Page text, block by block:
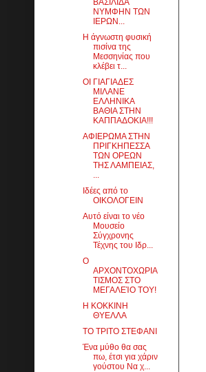
ΒΑΣΙΛΙΔΑ
ΝΥΜΦΗΝ ΤΩΝ
ΙΕΡΩΝ...
Η άγνωστη φυσική
πισίνα της
Μεσσηνίας που
κλέβει τ...
ΟΙ ΓΙΑΓΙΑΔΕΣ
ΜΙΛΑΝΕ
ΕΛΛΗΝΙΚΑ
ΒΑΘΙΑ ΣΤΗΝ
ΚΑΠΠΑΔΟΚΙΑ!!!
ΑΦΙΕΡΩΜΑ ΣΤΗΝ
ΠΡΙΓΚΗΠΕΣΣΑ
ΤΩΝ ΟΡΕΩΝ
ΤΗΣ ΛΑΜΠΕΙΑΣ,
...
Ιδέες από το
ΟΙΚΟΛΟΓΕΙΝ
Αυτό είναι το νέο
Μουσείο
Σύγχρονης
Τέχνης του Ιδρ...
Ο
ΑΡΧΟΝΤΟΧΩΡΙΑ
ΤΙΣΜΟΣ ΣΤΟ
ΜΕΓΑΛΕΊΟ ΤΟΥ!
Η ΚΟΚΚΙΝΗ
ΘΥΕΛΛΑ
ΤΟ ΤΡΙΤΟ ΣΤΕΦΑΝΙ
Ένα μύθο θα σας
πω, έτσι για χάριν
γούστου Να χ...